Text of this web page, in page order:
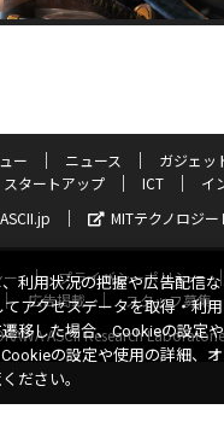
ー ニュース ガジェッ
スタートアップ ICT
イ
ASCII.jp
MITテクノロジー
プライバシーポリシー
広告掲載 スタッフ募集
ASCII Research
利用状況の把握や広告配信な
アクセスデータを取得・利
移した場合、Cookieの設定
の設定や使用の詳細、
ださい。